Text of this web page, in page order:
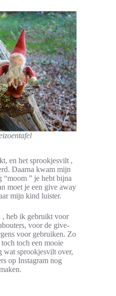
en het sprookjesvilt ,
Daarna kwam mijn
“moom ” je hebt bijna
moet je een give away
mijn kind luister.
, heb ik gebruikt voor
voor de give-
voor gebruiken. Zo
toch een mooie
wat sprookjesvilt over,
op Instagram nog